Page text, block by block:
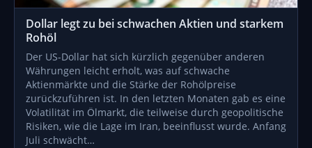
Dollar legt zu bei schwachen Aktien und starkem
Rohöl
Der US-Dollar hat sich kürzlich gegenüber anderen
Währungen leicht erholt, was auf schwache
Aktienmärkte und die Stärke der Rohölpreise
zurückzuführen ist. In den letzten Monaten gab es eine
Volatilität im Ölmarkt, die teilweise durch geopolitische
Risiken, wie die Lage im Iran, beeinflusst wurde. Anfang
Juli schwächt…